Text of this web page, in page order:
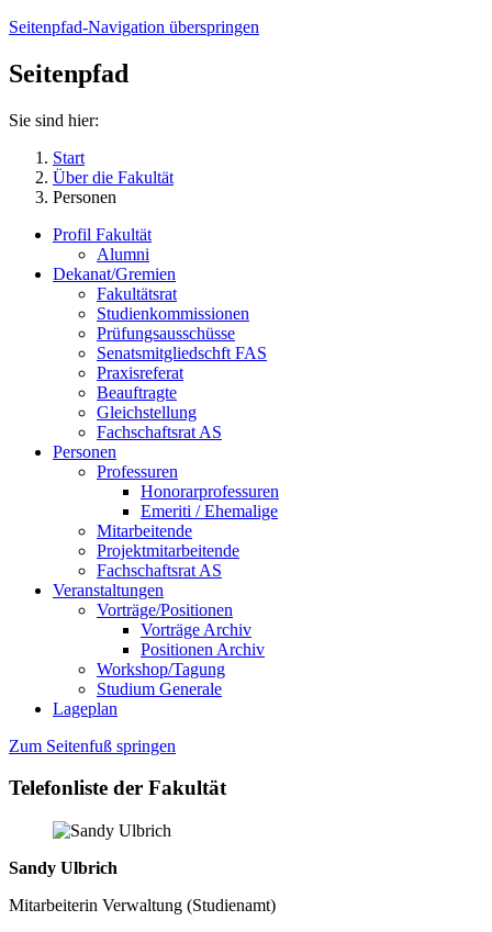
Seitenpfad-Navigation überspringen
Seitenpfad
Sie sind hier:
Start
Über die Fakultät
Personen
Profil Fakultät
Alumni
Dekanat/Gremien
Fakultätsrat
Studienkommissionen
Prüfungsausschüsse
Senatsmitgliedschft FAS
Praxisreferat
Beauftragte
Gleichstellung
Fachschaftsrat AS
Personen
Professuren
Honorarprofessuren
Emeriti / Ehemalige
Mitarbeitende
Projektmitarbeitende
Fachschaftsrat AS
Veranstaltungen
Vorträge/Positionen
Vorträge Archiv
Positionen Archiv
Workshop/Tagung
Studium Generale
Lageplan
Zum Seitenfuß springen
Telefonliste der Fakultät
Sandy Ulbrich
Mitarbeiterin Verwaltung (Studienamt)